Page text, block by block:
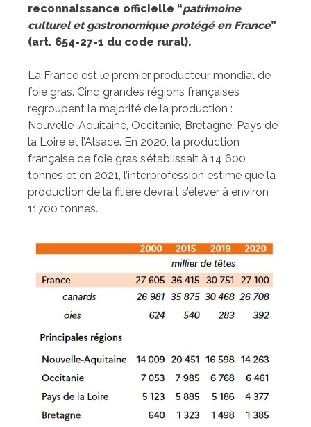
reconnaissance officielle “patrimoine
culturel et gastronomique protégé en France”
(art. 654-27-1 du code rural).
La France est le premier producteur mondial de
foie gras. Cinq grandes régions françaises
regroupent la majorité de la production :
Nouvelle-Aquitaine, Occitanie, Bretagne, Pays de
la Loire et l’Alsace. En 2020, la production
française de foie gras s’établissait à 14 600
tonnes et en 2021, l’interprofession estime que la
production de la filière devrait s’élever à environ
11700 tonnes.